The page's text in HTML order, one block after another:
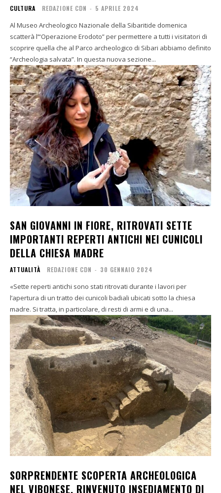
CULTURA REDAZIONE CDN - 5 APRILE 2024
Al Museo Archeologico Nazionale della Sibaritide domenica
scatterà l’“Operazione Erodoto” per permettere a tutti i visitatori di
scoprire quella che al Parco archeologico di Sibari abbiamo definito
“Archeologia salvata”. In questa nuova sezione...
SAN GIOVANNI IN FIORE, RITROVATI SETTE
IMPORTANTI REPERTI ANTICHI NEI CUNICOLI
DELLA CHIESA MADRE
ATTUALITÀ REDAZIONE CDN - 30 GENNAIO 2024
«Sette reperti antichi sono stati ritrovati durante i lavori per
l’apertura di un tratto dei cunicoli badiali ubicati sotto la chiesa
madre. Si tratta, in particolare, di resti di armi e di una...
SORPRENDENTE SCOPERTA ARCHEOLOGICA
NEL VIBONESE, RINVENUTO INSEDIAMENTO DI